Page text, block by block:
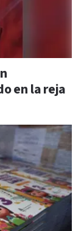
en la reja